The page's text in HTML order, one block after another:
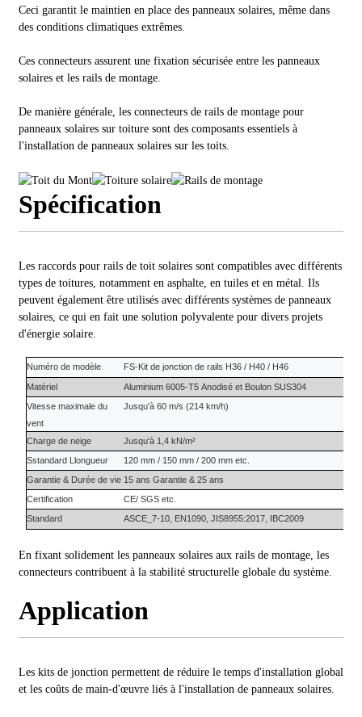
Ceci garantit le maintien en place des panneaux solaires, même dans
des conditions climatiques extrêmes.
Ces connecteurs assurent une fixation sécurisée entre les panneaux
solaires et les rails de montage.
De manière générale, les connecteurs de rails de montage pour
panneaux solaires sur toiture sont des composants essentiels à
l'installation de panneaux solaires sur les toits.
Spécification
Les raccords pour rails de toit solaires sont compatibles avec différents
types de toitures, notamment en asphalte, en tuiles et en métal. Ils
peuvent également être utilisés avec différents systèmes de panneaux
solaires, ce qui en fait une solution polyvalente pour divers projets
d'énergie solaire.
Numéro de modèle FS-Kit de jonction de rails H36 / H40 / H46
Matériel Aluminium 6005-T5 Anodisé et Boulon SUS304
Vitesse maximale du
vent
Jusqu'à 60 m/s (214 km/h)
Charge de neige
Jusqu'à 1,4 kN/m²
Sstandard longueur
120 mm / 150 mm / 200 mm etc.
Garantie & Durée de vie 15 ans Garantie & 25 ans
Certification
CE/ SGS etc.
Standard
ASCE_7-10, EN1090, JIS8955:2017, IBC2009
En fixant solidement les panneaux solaires aux rails de montage, les
connecteurs contribuent à la stabilité structurelle globale du système.
Application
Les kits de jonction permettent de réduire le temps d'installation global
et les coûts de main-d'œuvre liés à l'installation de panneaux solaires.